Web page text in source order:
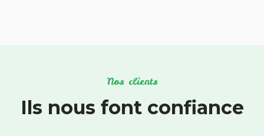
Nos clients
Ils nous font confiance